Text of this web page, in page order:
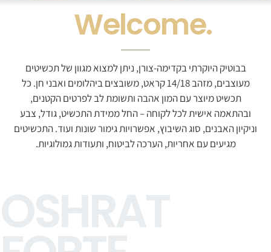
.Welcome
בבוטיק היוקרתי בקדימה-צורן, ניתן למצוא מגוון של תכשיטים
מעוצבים, מזהב 14/18 קראט, משובצים ביהלומים ואבני חן. כל
תכשיט מיוצר עם המון אהבה ותשומת לב לפרטים הקטנים,
ובהתאמה אישית לכל לקוחה – החל ממידת התכשיט, גודל, צבע
וניקיון האבנים, סוג השיבוץ, אפשרויות גימור שונות ועוד. התכשיטים
מגיעים עם אחריות, הערכה לביטוח, ותעודות גמולוגיות.